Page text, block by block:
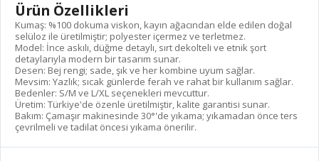
Ürün Özellikleri
Kumaş: %100 dokuma viskon, kayın ağacından elde edilen doğal
selüloz ile üretilmiştir; polyester içermez ve terletmez.
Model: İnce askılı, düğme detaylı, sırt dekolteli ve etnik şort
detaylarıyla modern bir tasarım sunar.
Desen: Bej rengi; sade, şık ve her kombine uyum sağlar.
Mevsim: Yazlık; sıcak günlerde ferah ve rahat bir kullanım sağlar.
Bedenler: S/M ve L/XL seçenekleri mevcuttur.
Üretim: Türkiye'de özenle üretilmiştir, kalite garantisi sunar.
Bakım: Çamaşır makinesinde 30°'de yıkama; yıkamadan önce ters
çevrilmeli ve tadilat öncesi yıkama önerilir.